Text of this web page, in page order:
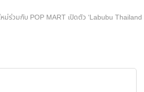
ม่ร่วมกับ POP MART เปิดตัว ‘Labubu